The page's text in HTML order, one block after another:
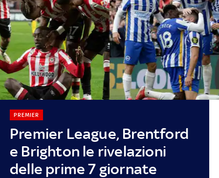
Premier League, Brentford
e Brighton le rivelazioni
delle prime 7 giornate
PREMIER